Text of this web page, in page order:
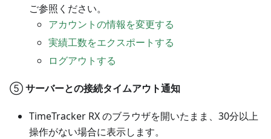
ご参照ください。
アカウントの情報を変更する
実績工数をエクスポートする
ログアウトする
⑤サーバーとの接続タイムアウト通知
TimeTracker RX のブラウザを開いたまま、30分以上
操作がない場合に表示します。